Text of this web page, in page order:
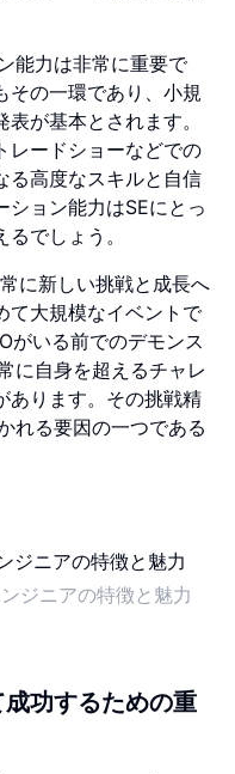
能力は非常に重要で
その一環であり、小規
が基本とされます。
レードショーなどでの
る高度なスキルと自信
ション能力はSEにとっ
でしょう。
に新しい挑戦と成長へ
て大規模なイベントで
がいる前でのデモンス
に自身を超えるチャレ
あります。その挑戦精
れる要因の一つである
ジニアの特徴と魅力
功するための重